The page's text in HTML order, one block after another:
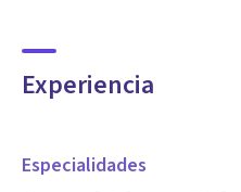
Experiencia
Especialidades